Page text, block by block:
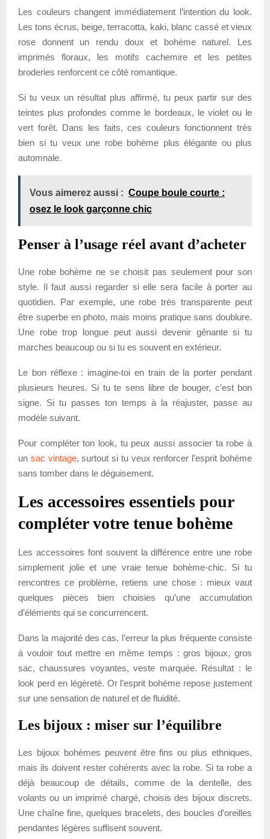
Les couleurs changent immédiatement l’intention du look.
Les tons écrus, beige, terracotta, kaki, blanc cassé et vieux
rose donnent un rendu doux et bohème naturel. Les
imprimés floraux, les motifs cachemire et les petites
broderies renforcent ce côté romantique.
Si tu veux un résultat plus affirmé, tu peux partir sur des
teintes plus profondes comme le bordeaux, le violet ou le
vert forêt. Dans les faits, ces couleurs fonctionnent très
bien si tu veux une robe bohème plus élégante ou plus
automnale.
Vous aimerez aussi : Coupe boule courte :
osez le look garçonne chic
Penser à l’usage réel avant d’acheter
Une robe bohème ne se choisit pas seulement pour son
style. Il faut aussi regarder si elle sera facile à porter au
quotidien. Par exemple, une robe très transparente peut
être superbe en photo, mais moins pratique sans doublure.
Une robe trop longue peut aussi devenir gênante si tu
marches beaucoup ou si tu es souvent en extérieur.
Le bon réflexe : imagine-toi en train de la porter pendant
plusieurs heures. Si tu te sens libre de bouger, c’est bon
signe. Si tu passes ton temps à la réajuster, passe au
modèle suivant.
Pour compléter ton look, tu peux aussi associer ta robe à
un sac vintage, surtout si tu veux renforcer l’esprit bohème
sans tomber dans le déguisement.
Les accessoires essentiels pour
compléter votre tenue bohème
Les accessoires font souvent la différence entre une robe
simplement jolie et une vraie tenue bohème-chic. Si tu
rencontres ce problème, retiens une chose : mieux vaut
quelques pièces bien choisies qu’une accumulation
d’éléments qui se concurrencent.
Dans la majorité des cas, l’erreur la plus fréquente consiste
à vouloir tout mettre en même temps : gros bijoux, gros
sac, chaussures voyantes, veste marquée. Résultat : le
look perd en légèreté. Or l’esprit bohème repose justement
sur une sensation de naturel et de fluidité.
Les bijoux : miser sur l’équilibre
Les bijoux bohèmes peuvent être fins ou plus ethniques,
mais ils doivent rester cohérents avec la robe. Si ta robe a
déjà beaucoup de détails, comme de la dentelle, des
volants ou un imprimé chargé, choisis des bijoux discrets.
Une chaîne fine, quelques bracelets, des boucles d’oreilles
pendantes légères suffisent souvent.